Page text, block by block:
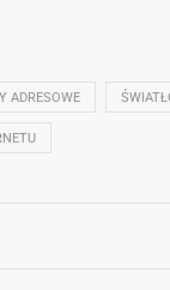
ADRESOWE